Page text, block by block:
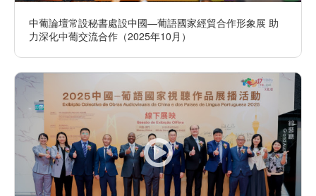
中葡論壇常設秘書處設中國—葡語國家經貿合作形象展 助
力深化中葡交流合作（2025年10月）